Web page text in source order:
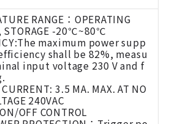
RANGE：OPERATING
-20℃~80℃
maximum power supp
shall be 82%, measu
input voltage 230 V and f
3.5 MA. MAX. AT NO
240VAC
OFF CONTROL